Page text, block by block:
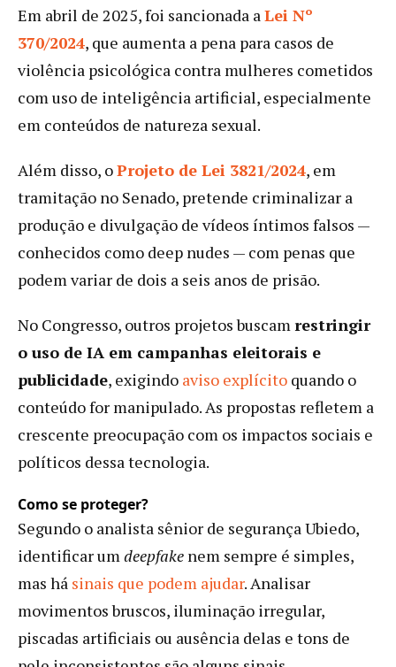
Em abril de 2025, foi sancionada aLei Nº
370/2024, que aumenta a pena para casos de
violência psicológica contra mulheres cometidos
com uso de inteligência artificial, especialmente
em conteúdos de natureza sexual.
Além disso, oProjeto de Lei 3821/2024, em
tramitação no Senado, pretende criminalizar a
produção e divulgação de vídeos íntimos falsos —
conhecidos como deep nudes — com penas que
podem variar de dois a seis anos de prisão.
No Congresso, outros projetos buscamrestringir
o uso de IA em campanhas eleitorais e
publicidade, exigindo aviso explícito quando o
conteúdo for manipulado. As propostas refletem a
crescente preocupação com os impactos sociais e
políticos dessa tecnologia.
Como se proteger?
Segundo o analista sênior de segurança Ubiedo,
identificar umdeepfake nem sempre é simples,
mas há sinais que podem ajudar. Analisar
movimentos bruscos, iluminação irregular,
piscadas artificiais ou ausência delas e tons de